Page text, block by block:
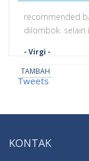
recommended
dilombok. selain
- Virgi -
TAMBAH
Tweets
KONTAK